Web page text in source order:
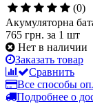
(0)
Акумуляторна
765 грн. за 1 шт
Нет в наличии
Заказать товар
Сравнить
Все способы
Подробнее о